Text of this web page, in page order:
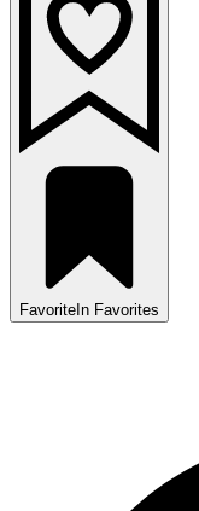
Favorite In Favorites